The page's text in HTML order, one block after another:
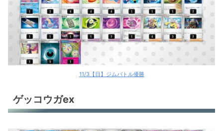
11/3【日】ジムバトル優勝
ゲッコウガex